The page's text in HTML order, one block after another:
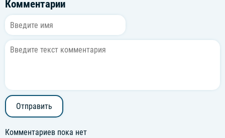
Комментарии
Отправить
Комментариев пока нет